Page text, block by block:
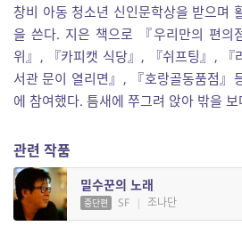
창비 아동 청소년 신인문학상을 받으며
을 쓴다. 지은 책으로 『우리만의 편
위』, 『카피캣 식당』, 『쉬프팅』, 『
서관 문이 열리면』, 『호랑골동품점』
에 참여했다. 틈새에 쭈그려 앉아 밖을
관련 작품
밀수꾼의 노래
중단편 SF | 조나단